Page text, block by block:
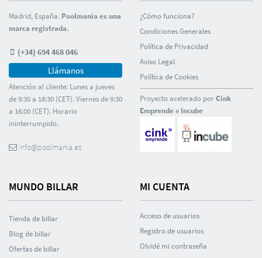
Madrid, España. Poolmania es una
marca registrada.
(+34) 694 468 046
Llámanos
Atención al cliente: Lunes a jueves
de 9:30 a 18:30 (CET). Viernes de 9:30
a 16:00 (CET). Horario
ininterrumpido.
info@poolmania.es
¿Cómo funciona?
Condiciones Generales
Polí­tica de Privacidad
Aviso Legal
Polí­tica de Cookies
Proyecto acelerado porCink
Emprendee Incube
MUNDO BILLAR
Tienda de billar
Blog de billar
Ofertas de billar
MI CUENTA
Acceso de usuarios
Registro de usuarios
Olvidé mi contraseña